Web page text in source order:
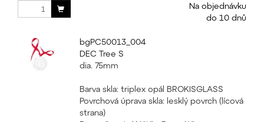
Na objednávku
do 10 dnů
bgPC50013_004
DEC Tree S
dia. 75mm
Barva skla: triplex opál BROKISGLASS
Povrchová úprava skla: lesklý povrch (lícová
strana)